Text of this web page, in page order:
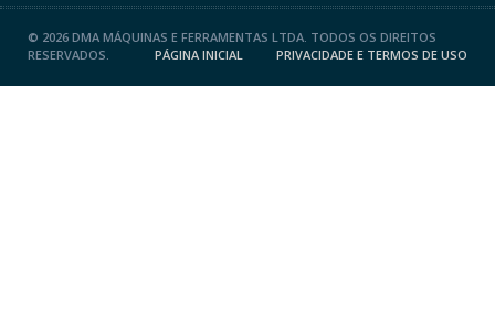
© 2026 DMA MÁQUINAS E FERRAMENTAS LTDA. TODOS OS DIREITOS
RESERVADOS.
PÁGINA INICIAL PRIVACIDADE E TERMOS DE USO